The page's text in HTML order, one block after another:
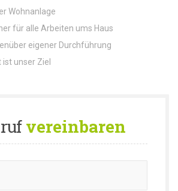
Wohnanlage
für alle Arbeiten ums Haus
eigener Durchführung
unser Ziel
vereinbaren